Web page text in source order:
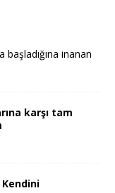
inanan
karşı tam
Kendini